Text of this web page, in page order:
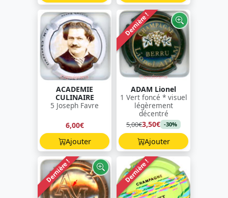
ACADEMIE
CULINAIRE
5 Joseph Favre
6,00€
Ajouter
Dernière !
ADAM Lionel
1 Vert foncé * visuel
légèrement
décentré
5,00€3,50€ -30%
Ajouter
Dernière ! Dernière !